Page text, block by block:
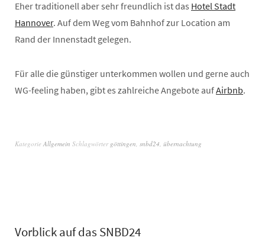
Eher traditionell aber sehr freundlich ist das Hotel Stadt
Hannover. Auf dem Weg vom Bahnhof zur Location am
Rand der Innenstadt gelegen.
Für alle die günstiger unterkommen wollen und gerne auch
WG-feeling haben, gibt es zahlreiche Angebote aufAirbnb.
Kategorie Allgemein Schlagwörter göttingen, snbd24, übernachtung
Vorblick auf das SNBD24